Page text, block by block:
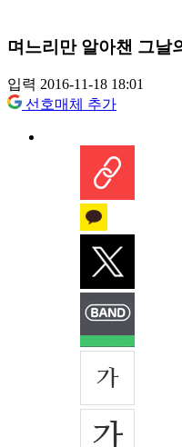
며느리만 알아챈 그날
입력 2016-11-18 18:01
선호매체 추가